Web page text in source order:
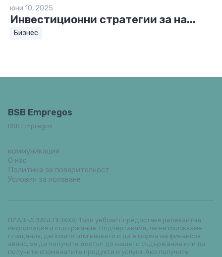
юни 10, 2025
Инвестиционни стратегии за на...
Бизнес
BSB Empregos
BSB Empregos
коммуникация
О нас
Политика за поверителност
Условия за ползване
ПРАВНА ЗАБЕЛЕЖКА: Този уебсайт предоставя релевантна
информация и съдържание. Подчертаваме, че не изискваме
плащания, депозити или каквато и да е форма на финансов
аванс, за да получите достъп до нашето съдържание или да
получите споменатите продукти и услуги. Ако получите